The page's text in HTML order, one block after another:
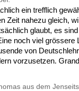
ein trefflich
Zeit nahezu gleich,
glaubt, es
noch viel grössere
von
vorzusetzen.
aus dem